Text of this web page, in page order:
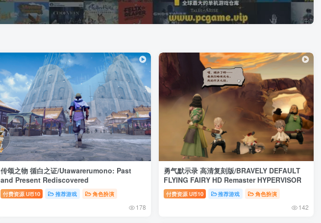
传颂之物 循白之证/Utawarerumono: Past
and Present Rediscovered
付费资源 U币10 推荐游戏 角色扮演
178
勇气默示录 高清复刻版/BRAVELY DEFAULT
FLYING FAIRY HD Remaster HYPERVISOR
付费资源 U币10 推荐游戏 角色扮演
142